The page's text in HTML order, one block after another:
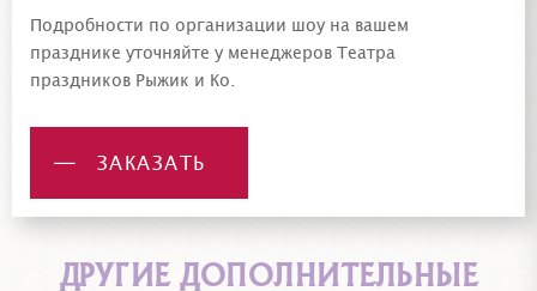
Подробности по организации шоу на вашем
празднике уточняйте у менеджеров Театра
праздников Рыжик и Ко.
ЗАКАЗАТЬ
ДРУГИЕ ДОПОЛНИТЕЛЬНЫЕ